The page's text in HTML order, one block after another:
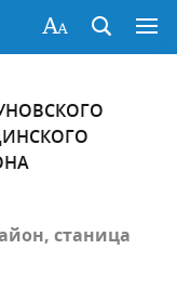
станица